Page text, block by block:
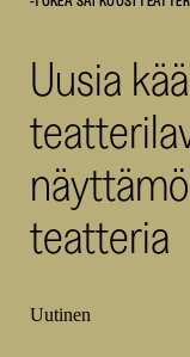
Uusia
teatteria
Uutinen